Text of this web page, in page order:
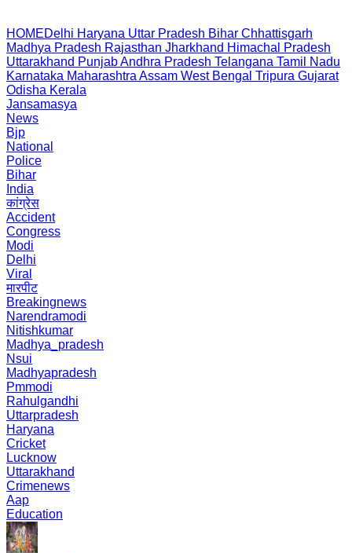
HOMEDelhi Haryana Uttar Pradesh Bihar Chhattisgarh
Madhya Pradesh Rajasthan Jharkhand Himachal Pradesh
Uttarakhand PunjabAndhra Pradesh Telangana Tamil Nadu
Karnataka Maharashtra Assam West Bengal Tripura Gujarat
Odisha Kerala
Jansamasya
News
Bjp
National
Police
Bihar
India
कांग्रेस
Accident
Congress
Modi
Delhi
Viral
मारपीट
Breakingnews
Narendramodi
Nitishkumar
Madhya_pradesh
Nsui
Madhyapradesh
Pmmodi
Rahulgandhi
Uttarpradesh
Haryana
Cricket
Lucknow
Uttarakhand
Crimenews
Aap
Education